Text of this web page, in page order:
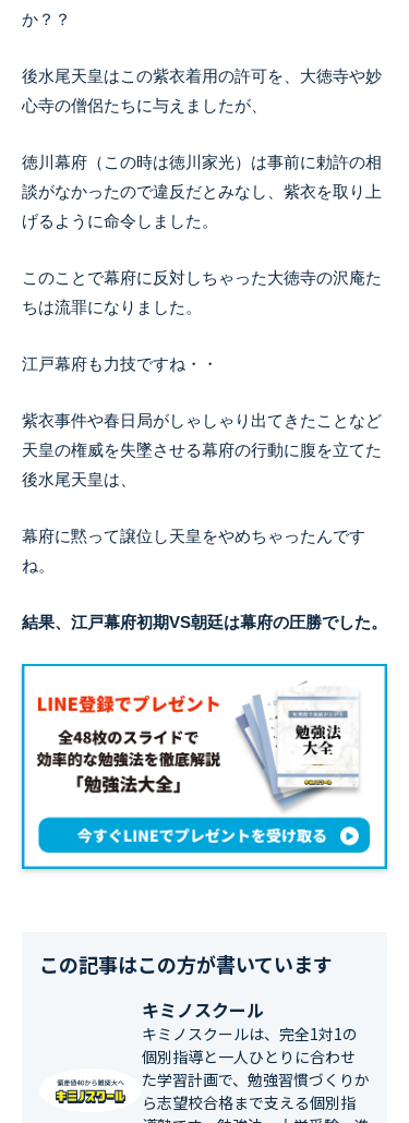
か？？
後水尾天皇はこの紫衣着用の許可を、大徳寺や妙
心寺の僧侶たちに与えましたが、
徳川幕府（この時は徳川家光）は事前に勅許の相
談がなかったので違反だとみなし、紫衣を取り上
げるように命令しました。
このことで幕府に反対しちゃった大徳寺の沢庵た
ちは流罪になりました。
江戸幕府も力技ですね・・
紫衣事件や春日局がしゃしゃり出てきたことなど
天皇の権威を失墜させる幕府の行動に腹を立てた
後水尾天皇は、
幕府に黙って譲位し天皇をやめちゃったんです
ね。
結果、江戸幕府初期VS朝廷は幕府の圧勝でした。
この記事はこの方が書いています
キミノスクール
キミノスクールは、完全1対1の
個別指導と一人ひとりに合わせ
た学習計画で、勉強習慣づくりか
ら志望校合格まで支える個別指